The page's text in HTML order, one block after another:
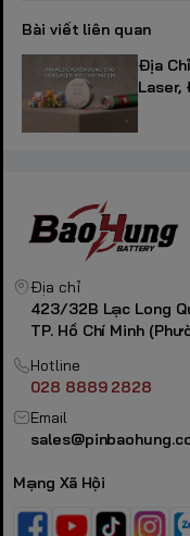
Bài viết liên quan
Địa
Laser,
Địa chỉ
423/32B Lạc Long
TP. Hồ Chí Minh
Hotline
028 8889 2828
Email
Mạng Xã Hội